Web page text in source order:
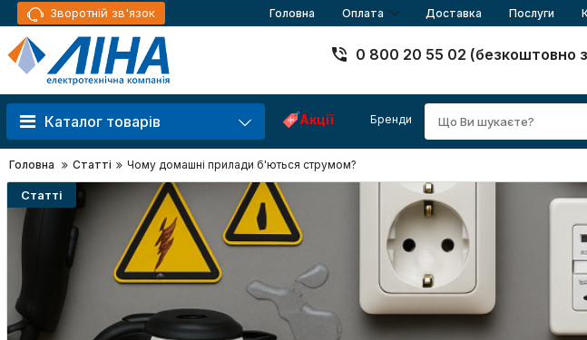
Зворотній зв'язок Головна Оплата Доставка Послуги
0 800 20 55 02 (безкоштовно з
Каталог товарів Акції Бренди
Головна Cтатті Чому домашні прилади б'ються струмом?
Cтатті